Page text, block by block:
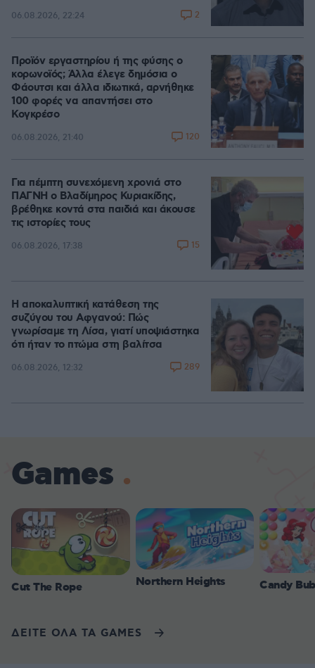
06.08.2026, 22:24 2
Προϊόν εργαστηρίου ή της φύσης ο
κορωνοϊός; Άλλα έλεγε δημόσια ο
Φάουτσι και άλλα ιδιωτικά, αρνήθηκε
100 φορές να απαντήσει στο
Κογκρέσο
06.08.2026, 21:40 120
Για πέμπτη συνεχόμενη χρονιά στο
ΠΑΓΝΗ ο Βλαδίμηρος Κυριακίδης,
βρέθηκε κοντά στα παιδιά και άκουσε
τις ιστορίες τους
06.08.2026, 17:38 15
Η αποκαλυπτική κατάθεση της
συζύγου του Αφγανού: Πώς
γνωρίσαμε τη Λίσα, γιατί υποψιάστηκα
ότι ήταν το πτώμα στη βαλίτσα
06.08.2026, 12:32 289
Games
Cut The Rope Northern Heights Candy
ΔΕΙΤΕ ΟΛΑ ΤΑ GAMES